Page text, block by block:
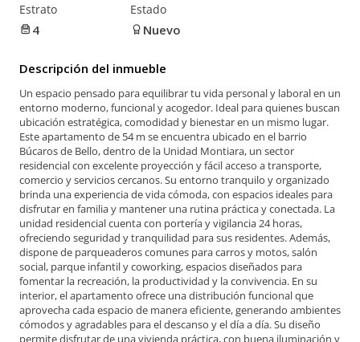
Estrato
4
Estado
Nuevo
Descripción del inmueble
Un espacio pensado para equilibrar tu vida personal y laboral en un
entorno moderno, funcional y acogedor. Ideal para quienes buscan
ubicación estratégica, comodidad y bienestar en un mismo lugar.
Este apartamento de 54 m se encuentra ubicado en el barrio
Búcaros de Bello, dentro de la Unidad Montiara, un sector
residencial con excelente proyección y fácil acceso a transporte,
comercio y servicios cercanos. Su entorno tranquilo y organizado
brinda una experiencia de vida cómoda, con espacios ideales para
disfrutar en familia y mantener una rutina práctica y conectada. La
unidad residencial cuenta con portería y vigilancia 24 horas,
ofreciendo seguridad y tranquilidad para sus residentes. Además,
dispone de parqueaderos comunes para carros y motos, salón
social, parque infantil y coworking, espacios diseñados para
fomentar la recreación, la productividad y la convivencia. En su
interior, el apartamento ofrece una distribución funcional que
aprovecha cada espacio de manera eficiente, generando ambientes
cómodos y agradables para el descanso y el día a día. Su diseño
permite disfrutar de una vivienda práctica, con buena iluminación y